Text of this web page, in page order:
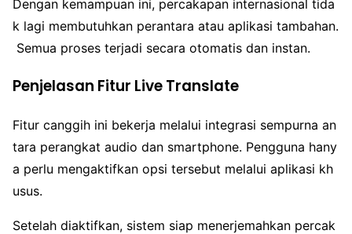
Dengan kemampuan ini, percakapan internasional tida
k lagi membutuhkan perantara atau aplikasi tambahan.
Semua proses terjadi secara otomatis dan instan.
Penjelasan Fitur Live Translate
Fitur canggih ini bekerja melalui integrasi sempurna an
tara perangkat audio dan smartphone. Pengguna hany
a perlu mengaktifkan opsi tersebut melalui aplikasi kh
usus.
Setelah diaktifkan, sistem siap menerjemahkan percak